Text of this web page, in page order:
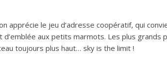
apprécie le jeu d’adresse coopératif, qui
aux petits marmots. Les plus grands
toujours plus haut… sky is the limit !